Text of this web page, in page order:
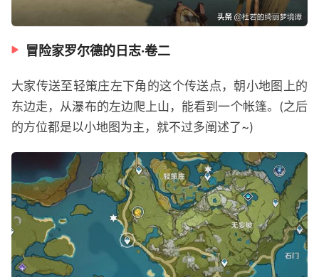
冒险家罗尔德的日志·卷二
大家传送至轻策庄左下角的这个传送点，朝小地图上的
东边走，从瀑布的左边爬上山，能看到一个帐篷。(之后
的方位都是以小地图为主，就不过多阐述了~)